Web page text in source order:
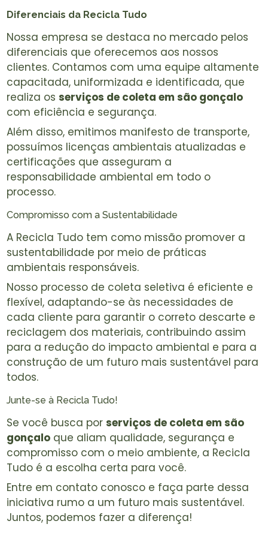
Diferenciais da Recicla Tudo
Nossa empresa se destaca no mercado pelos
diferenciais que oferecemos aos nossos
clientes. Contamos com uma equipe altamente
capacitada, uniformizada e identificada, que
realiza osserviços de coleta em são gonçalo
com eficiência e segurança.
Além disso, emitimos manifesto de transporte,
possuímos licenças ambientais atualizadas e
certificações que asseguram a
responsabilidade ambiental em todo o
processo.
Compromisso com a Sustentabilidade
A Recicla Tudo tem como missão promover a
sustentabilidade por meio de práticas
ambientais responsáveis.
Nosso processo de coleta seletiva é eficiente e
flexível, adaptando-se às necessidades de
cada cliente para garantir o correto descarte e
reciclagem dos materiais, contribuindo assim
para a redução do impacto ambiental e para a
construção de um futuro mais sustentável para
todos.
Junte-se à Recicla Tudo!
Se você busca porserviços de coleta em são
gonçalo que aliam qualidade, segurança e
compromisso com o meio ambiente, a Recicla
Tudo é a escolha certa para você.
Entre em contato conosco e faça parte dessa
iniciativa rumo a um futuro mais sustentável.
Juntos, podemos fazer a diferença!